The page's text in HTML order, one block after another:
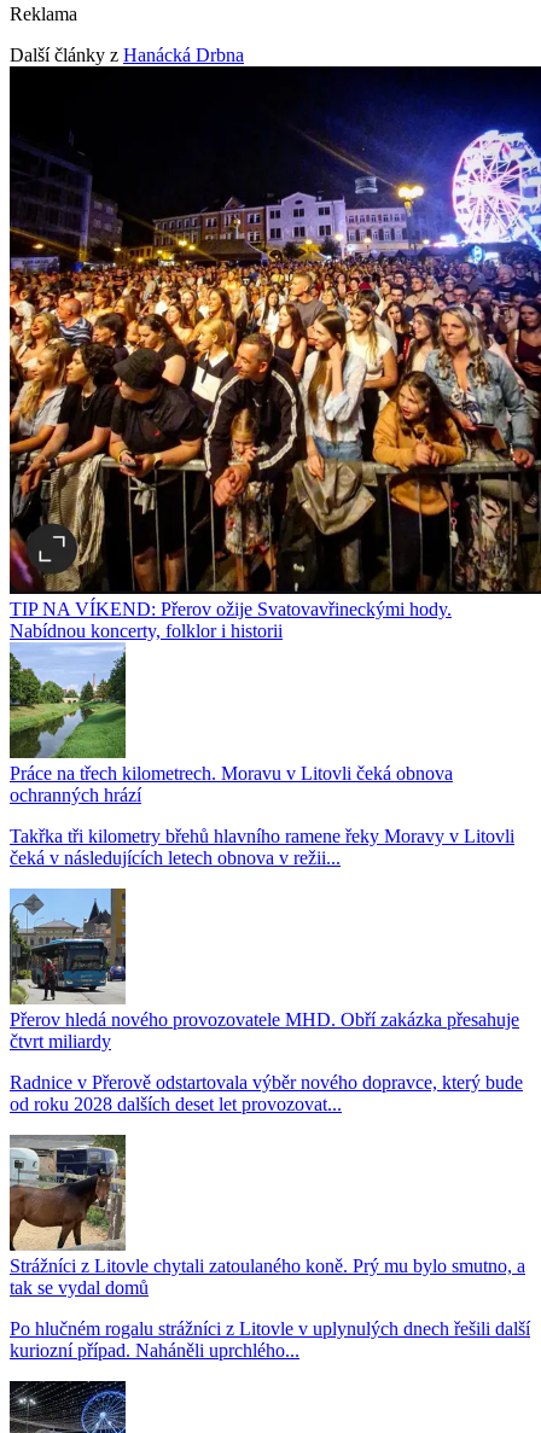
Reklama
Další články z Hanácká Drbna
TIP NA VÍKEND: Přerov ožije Svatovavřineckými hody.
Nabídnou koncerty, folklor i historii
Práce na třech kilometrech. Moravu v Litovli čeká obnova
ochranných hrází
Takřka tři kilometry břehů hlavního ramene řeky Moravy v Litovli
čeká v následujících letech obnova v režii...
Přerov hledá nového provozovatele MHD. Obří zakázka přesahuje
čtvrt miliardy
Radnice v Přerově odstartovala výběr nového dopravce, který bude
od roku 2028 dalších deset let provozovat...
Strážníci z Litovle chytali zatoulaného koně. Prý mu bylo smutno, a
tak se vydal domů
Po hlučném rogalu strážníci z Litovle v uplynulých dnech řešili další
kuriozní případ. Naháněli uprchlého...